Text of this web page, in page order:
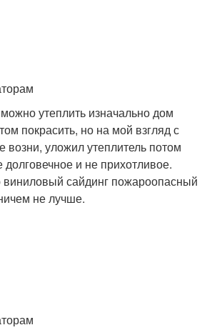
утеплить изначально дом
покрасить, но на мой взгляд с
уложил утеплитель потом
долговечное и не прихотливое.
виниловый сайдинг пожароопасный
не лучше.